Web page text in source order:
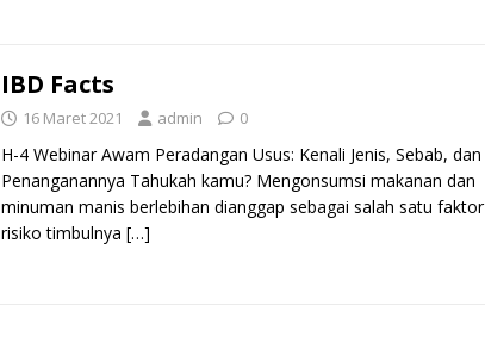
IBD Facts
16 Maret 2021 admin 0
H-4 Webinar Awam Peradangan Usus: Kenali Jenis, Sebab, dan
Penanganannya Tahukah kamu? Mengonsumsi makanan dan
minuman manis berlebihan dianggap sebagai salah satu faktor
risiko timbulnya […]